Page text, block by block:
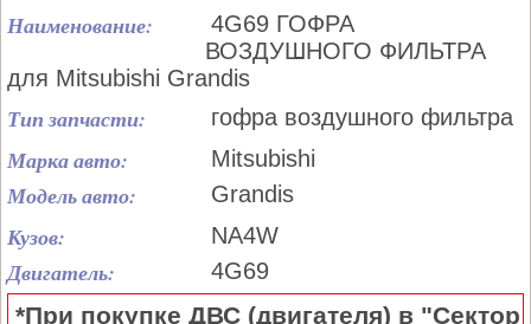
Наименование:
4G69 ГОФРА
ВОЗДУШНОГО ФИЛЬТРА
для Mitsubishi Grandis
Тип запчасти: гофра воздушного фильтра
Марка авто: Mitsubishi
Модель авто: Grandis
Кузов: NA4W
Двигатель: 4G69
*При покупке ДВС (двигателя) в "Сектор